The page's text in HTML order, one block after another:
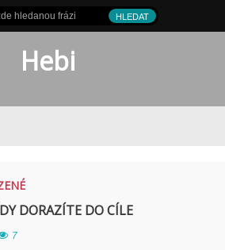
Hebi
DORAZÍTE DO CÍLE
7